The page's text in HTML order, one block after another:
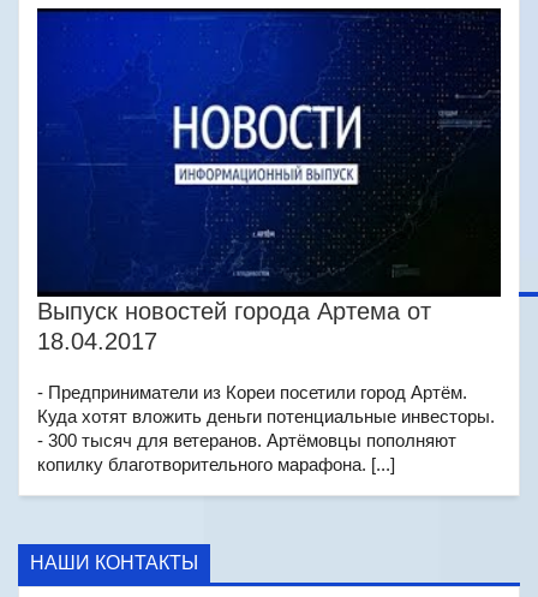
Выпуск новостей города Артема от
18.04.2017
- Предприниматели из Кореи посетили город Артём.
Куда хотят вложить деньги потенциальные инвесторы.
- 300 тысяч для ветеранов. Артёмовцы пополняют
копилку благотворительного марафона. [...]
НАШИ КОНТАКТЫ